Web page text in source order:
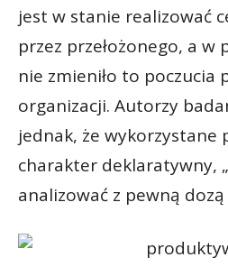
jest w stanie realizować
przez przełożonego, a w
nie zmieniło to poczucia
organizacji. Autorzy
jednak, że wykorzystane
charakter deklaratywny,
analizować z pewną